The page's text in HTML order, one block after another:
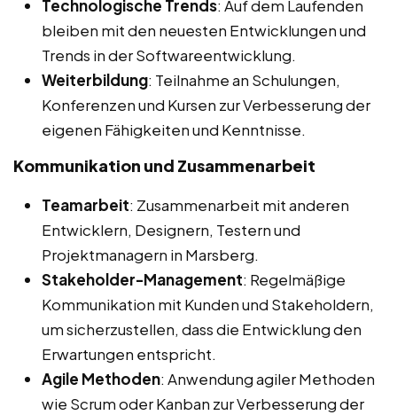
Technologische Trends: Auf dem Laufenden
bleiben mit den neuesten Entwicklungen und
Trends in der Softwareentwicklung.
Weiterbildung: Teilnahme an Schulungen,
Konferenzen und Kursen zur Verbesserung der
eigenen Fähigkeiten und Kenntnisse.
Kommunikation und Zusammenarbeit
Teamarbeit: Zusammenarbeit mit anderen
Entwicklern, Designern, Testern und
Projektmanagern in Marsberg.
Stakeholder-Management: Regelmäßige
Kommunikation mit Kunden und Stakeholdern,
um sicherzustellen, dass die Entwicklung den
Erwartungen entspricht.
Agile Methoden: Anwendung agiler Methoden
wie Scrum oder Kanban zur Verbesserung der